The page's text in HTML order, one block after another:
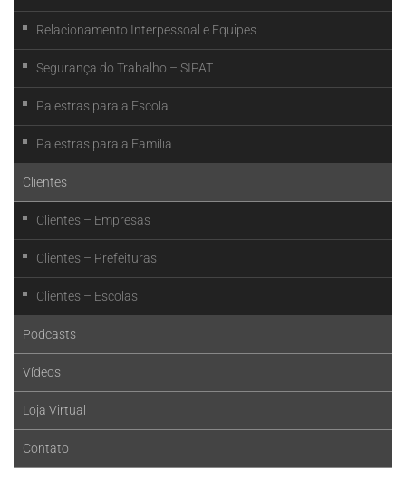
Relacionamento Interpessoal e Equipes
Segurança do Trabalho – SIPAT
Palestras para a Escola
Palestras para a Família
Clientes
Clientes – Empresas
Clientes – Prefeituras
Clientes – Escolas
Podcasts
Vídeos
Loja Virtual
Contato